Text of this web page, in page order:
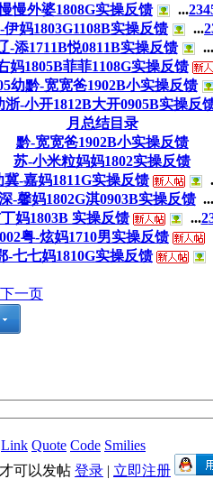
慢外婆1808G实操反馈
...234
伊妈1803G1108B实操反馈
...2
-添1711B悦0811B实操反馈
...
妈1805B菲菲1108G实操反馈
幼黔-宽宽爸1902B小实操反馈
浙-小开1812B大开0905B实操反
月总结目录
黔-宽宽爸1902B小实操反馈
苏-小米粒妈妈1802实操反馈
冀-嘉妈1811G实操反馈
-馨妈1802G淇0903B实操反馈 ...
妈1803B 实操反馈
...2
002粤-炫妈1710男实操反馈
-七七妈1810G实操反馈
下一页
Link Quote Code Smilies
可以发帖 登录 | 立即注册